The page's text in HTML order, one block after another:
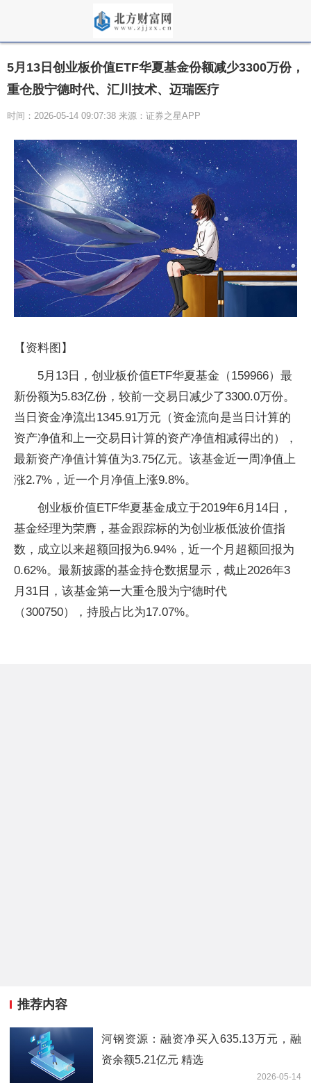
5月13日创业板价值ETF华夏基金份额减少3300万份，
重仓股宁德时代、汇川技术、迈瑞医疗
时间：2026-05-14 09:07:38 来源：证券之星APP
【资料图】
5月13日，创业板价值ETF华夏基金（159966）最
新份额为5.83亿份，较前一交易日减少了3300.0万份。
当日资金净流出1345.91万元（资金流向是当日计算的
资产净值和上一交易日计算的资产净值相减得出的），
最新资产净值计算值为3.75亿元。该基金近一周净值上
涨2.7%，近一个月净值上涨9.8%。
创业板价值ETF华夏基金成立于2019年6月14日，
基金经理为荣膺，基金跟踪标的为创业板低波价值指
数，成立以来超额回报为6.94%，近一个月超额回报为
0.62%。最新披露的基金持仓数据显示，截止2026年3
月31日，该基金第一大重仓股为宁德时代
（300750），持股占比为17.07%。
推荐内容
河钢资源：融资净买入635.13万元，融
资余额5.21亿元 精选
2026-05-14